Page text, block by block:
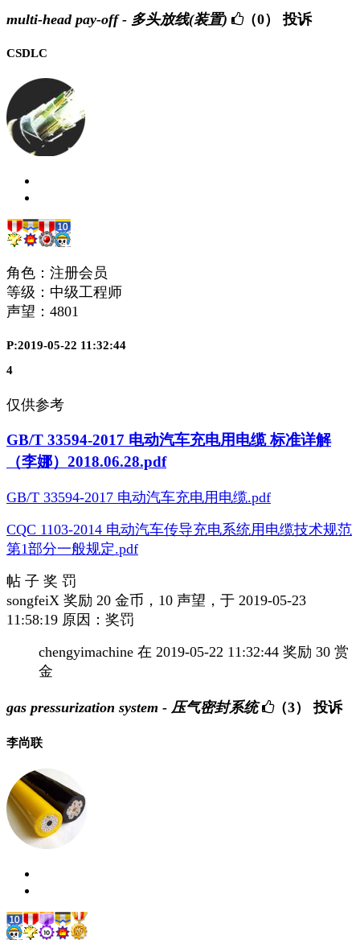
multi-head pay-off - 多头放线(装置) （0） 投诉
CSDLC
角色：注册会员
等级：中级工程师
声望： 4801
P:2019-05-22 11:32:44
4
仅供参考
GB/T 33594-2017 电动汽车充电用电缆 标准详解
（李娜）2018.06.28.pdf
GB/T 33594-2017 电动汽车充电用电缆.pdf
CQC 1103-2014 电动汽车传导充电系统用电缆技术规范
第1部分一般规定.pdf
帖 子 奖 罚
songfeiX 奖励 20 金币，10 声望，于 2019-05-23
11:58:19 原因：奖罚
chengyimachine 在 2019-05-22 11:32:44 奖励 30 赏
金
gas pressurization system - 压气密封系统 （3） 投诉
李尚联